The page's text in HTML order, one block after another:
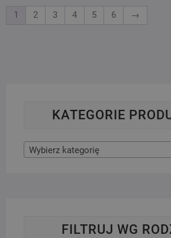
1 2 3 4 5 6 →
KATEGORIE
Wybierz kategorię
FILTRUJ WG